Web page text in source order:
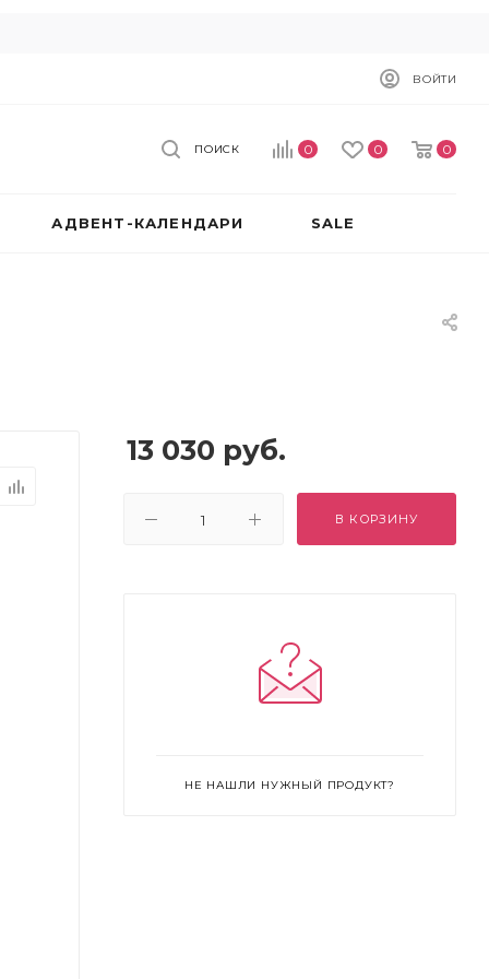
ВОЙТИ
0 0 0
ПОИСК
АДВЕНТ-КАЛЕНДАРИ SALE
13 030 руб.
В КОРЗИНУ
НЕ НАШЛИ НУЖНЫЙ ПРОДУКТ?